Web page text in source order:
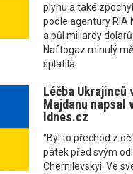
plynu a také
podle agentury RIA
a půl miliardy
Naftogaz minulý
splatila.
Léčba Ukrajinců
Majdanu napsal
Idnes.cz
"Byl to přechod z
pátek před svým
Chernilevskyi. Ve